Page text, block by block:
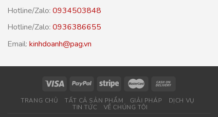
Hotline/Zalo: 0934503848
Hotline/Zalo: 0936386655
Email: kinhdoanh@pag.vn
TRANG CHỦ TẤT CẢ SẢN PHẨM GIẢI PHÁP
DỊCH VỤ
TIN TỨC
VỀ CHÚNG TÔI